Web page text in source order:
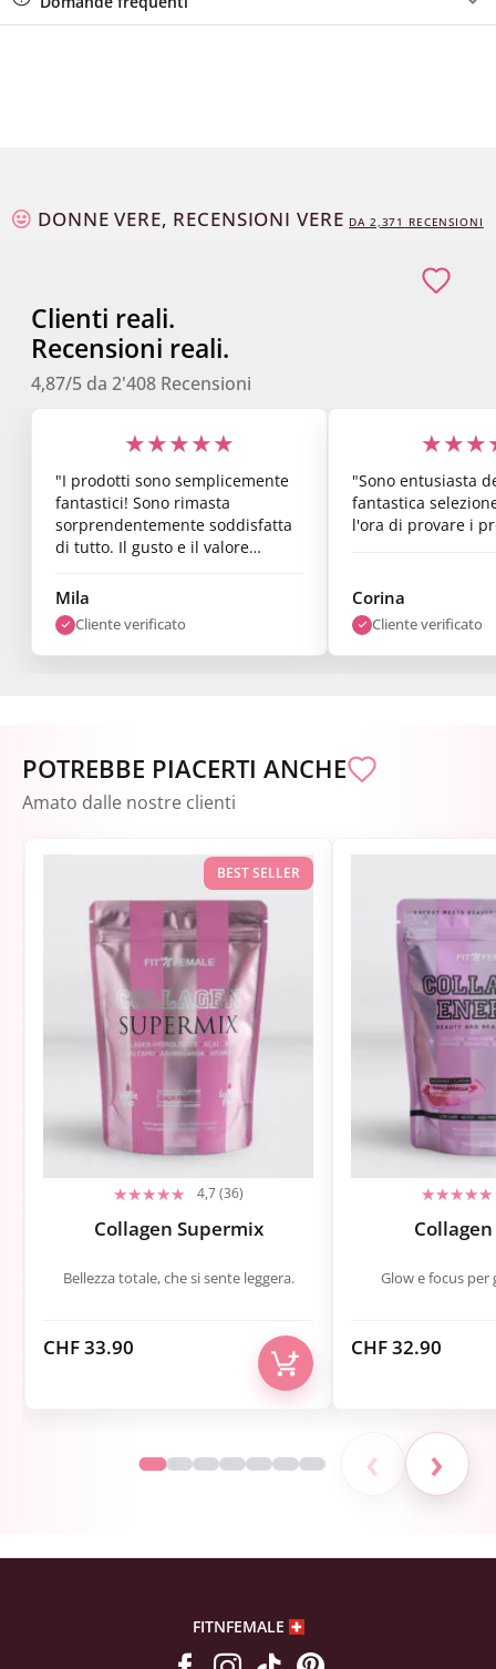
DONNE VERE, RECENSIONI VERE DA 2,373 RECENSIONI
Clienti reali.
Recensioni reali.
4,87/5 da 2'408 Recensioni
★★★★★
"I prodotti sono semplicemente
fantastici! Sono rimasta
sorprendentemente soddisfatta
di tutto. Il gusto e il valore
risultati sono già visibili dopo
una settimana. Sono super
soddisfatta."
Mila
Cliente verificato
"Sono entusiasta
fantastica
l'ora di provare i
Corina
Cliente verificato
POTREBBE PIACERTI ANCHE
Amato dalle nostre clienti
BEST SELLER
4,7 (36)
Collagen Supermix
Bellezza totale, che si sente leggera.
CHF33.90
Glow e focus
CHF32.90
‹ ›
FITNFEMALE